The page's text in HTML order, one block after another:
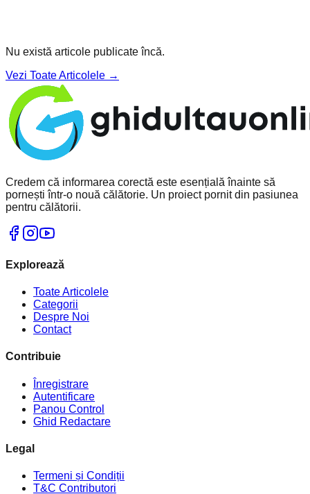
Nu există articole publicate încă.
Vezi Toate Articolele →
Credem că informarea corectă este esențială înainte să
pornești într-o nouă călătorie. Un proiect pornit din pasiunea
pentru călătorii.
Explorează
Toate Articolele
Categorii
Despre Noi
Contact
Contribuie
Înregistrare
Autentificare
Panou Control
Ghid Redactare
Legal
Termeni și Condiții
T&C Contributori